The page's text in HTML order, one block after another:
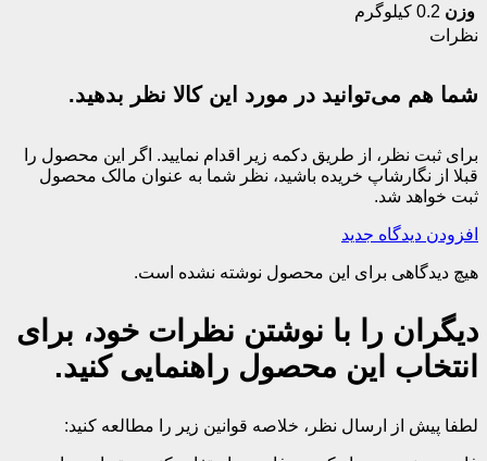
وزن 0.2 کیلوگرم
نظرات
شما هم می‌توانید در مورد این کالا نظر بدهید.
برای ثبت نظر، از طریق دکمه زیر اقدام نمایید. اگر این محصول را
قبلا از نگارشاپ خریده باشید، نظر شما به عنوان مالک محصول
ثبت خواهد شد.
افزودن دیدگاه جدید
هیچ دیدگاهی برای این محصول نوشته نشده است.
دیگران را با نوشتن نظرات خود، برای
انتخاب این محصول راهنمایی کنید.
لطفا پیش از ارسال نظر، خلاصه قوانین زیر را مطالعه کنید: